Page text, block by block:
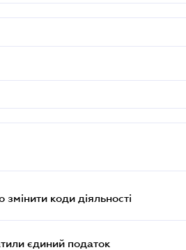
коди діяльності
єдиний податок